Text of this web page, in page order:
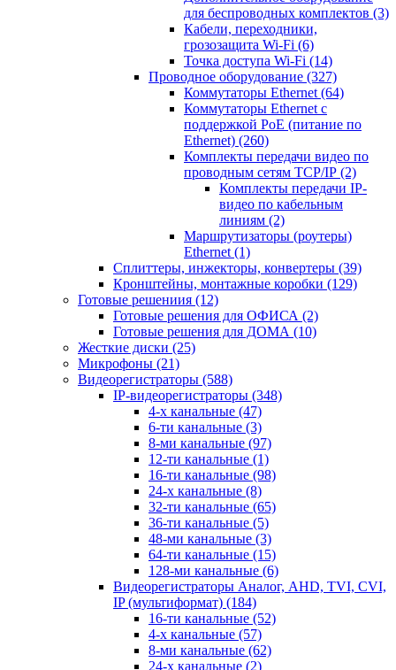
для беспроводных комплектов (3)
Кабели, переходники,
грозозащита Wi-Fi (6)
Точка доступа Wi-Fi (14)
Проводное оборудование (327)
Коммутаторы Ethernet (64)
Коммутаторы Ethernet с
поддержкой PoE (питание по
Ethernet) (260)
Комплекты передачи видео по
проводным сетям TCP/IP (2)
Комплекты передачи IP-
видео по кабельным
линиям (2)
Маршрутизаторы (роутеры)
Ethernet (1)
Сплиттеры, инжекторы, конвертеры (39)
Кронштейны, монтажные коробки (129)
Готовые решениия (12)
Готовые решения для ОФИСА (2)
Готовые решения для ДОМА (10)
Жесткие диски (25)
Микрофоны (21)
Видеорегистраторы (588)
IP-видеорегистраторы (348)
4-х канальные (47)
6-ти канальные (3)
8-ми канальные (97)
12-ти канальные (1)
16-ти канальные (98)
24-х канальные (8)
32-ти канальные (65)
36-ти канальные (5)
48-ми канальные (3)
64-ти канальные (15)
128-ми канальные (6)
Видеорегистраторы Аналог, AHD, TVI, CVI,
IP (мультиформат) (184)
16-ти канальные (52)
4-х канальные (57)
8-ми канальные (62)
24-х канальные (2)